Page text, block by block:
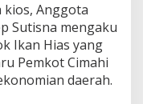
kios, Anggota
Sutisna mengaku
Ikan Hias yang
Pemkot Cimahi
daerah.